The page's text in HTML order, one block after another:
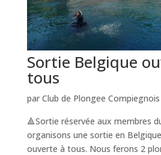
Sortie Belgique
tous
par Club de Plongee Compiegnois
🔺Sortie réservée aux membres
organisons une sortie en
ouverte à tous. Nous ferons 2